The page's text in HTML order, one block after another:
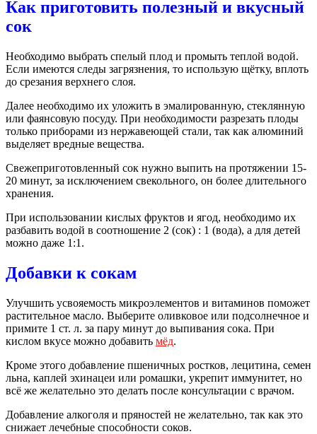
Как приготовить полезный и вкусный
сок
Необходимо выбрать спелый плод и промыть теплой водой.
Если имеются следы загрязнения, то использую щётку, вплоть
до срезания верхнего слоя.
Далее необходимо их уложить в эмалированную, стеклянную
или фаянсовую посуду. При необходимости разрезать плоды
только приборами из нержавеющей стали, так как алюминий
выделяет вредные вещества.
Свежеприготовленный сок нужно выпить на протяжении 15-
20 минут, за исключением свекольного, он более длительного
хранения.
При использовании кислых фруктов и ягод, необходимо их
разбавить водой в соотношение 2 (сок) : 1 (вода), а для детей
можно даже 1:1.
Добавки к сокам
Улучшить усвояемость микроэлементов и витаминов поможет
растительное масло. Выберите оливковое или подсолнечное и
примите 1 ст. л. за пару минут до выпивания сока. При
кислом вкусе можно добавить мёд.
Кроме этого добавление пшеничных ростков, лецитина, семен
льна, каплей эхинацеи или ромашки, укрепит иммунитет, но
всё же желательно это делать после консультации с врачом.
Добавление алкоголя и пряностей не желательно, так как это
снижает лечебные способности соков.